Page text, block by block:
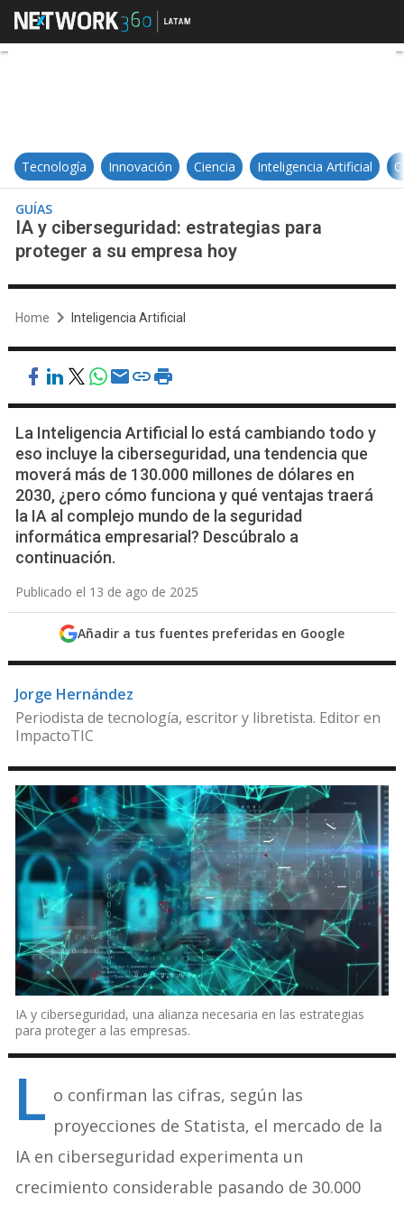
IA y ciberseguridad: estrategias
Tecnología Innovación Ciencia Inteligencia Artificial
GUÍAS
IA y ciberseguridad: estrategias para
proteger a su empresa hoy
Home Inteligencia Artificial
La Inteligencia Artificial lo está cambiando todo y
eso incluye la ciberseguridad, una tendencia que
moverá más de 130.000 millones de dólares en
2030, ¿pero cómo funciona y qué ventajas traerá
la IA al complejo mundo de la seguridad
informática empresarial? Descúbralo a
continuación.
Publicado el 13 de ago de 2025
Añadir a tus fuentes preferidas en Google
Jorge Hernández
Periodista de tecnología, escritor y libretista. Editor en
ImpactoTIC
IA y ciberseguridad, una alianza necesaria en las estrategias
para proteger a las empresas.
L o confirman las cifras, según las
proyecciones de Statista, el mercado de la
IA en ciberseguridad experimenta un
crecimiento considerable pasando de 30.000